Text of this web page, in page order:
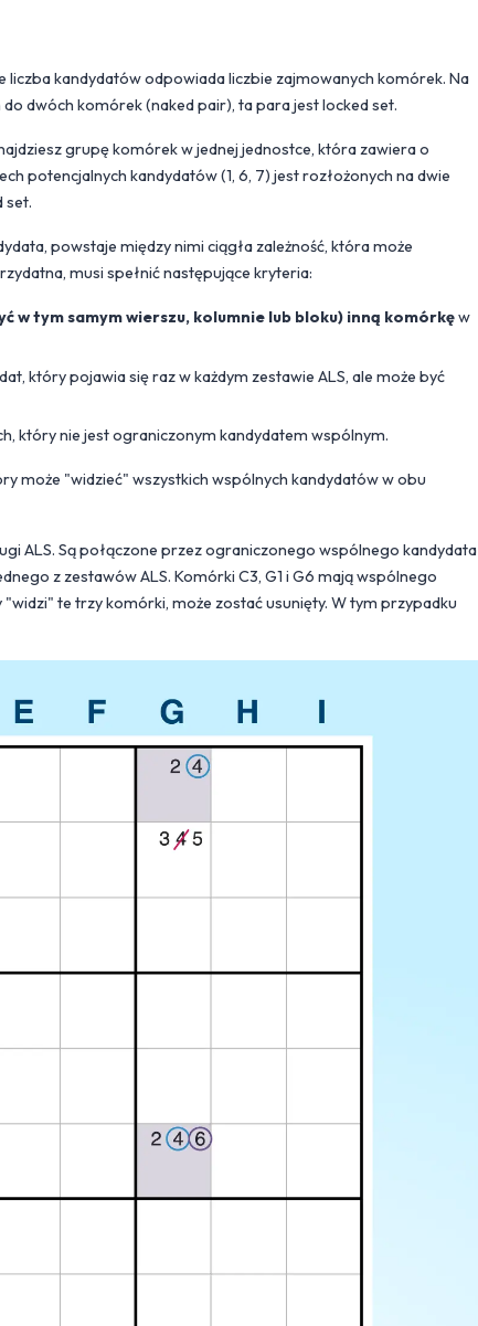
kandydatów odpowiada liczbie zajmowanych komórek. Na
dwóch komórek (naked pair), ta para jest locked set.
grupę komórek w jednej jednostce, która zawiera o
potencjalnych kandydatów (1, 6, 7) jest rozłożonych na dwie
set.
powstaje między nimi ciągła zależność, która może
musi spełnić następujące kryteria:
w tym samym wierszu, kolumnie lub bloku) inną komórkęw
który pojawia się raz w każdym zestawie ALS, ale może być
który nie jest ograniczonym kandydatem wspólnym.
może "widzieć" wszystkich wspólnych kandydatów w obu
ALS. Są połączone przez ograniczonego wspólnego kandydata
z zestawów ALS. Komórki C3, G1 i G6 mają wspólnego
te trzy komórki, może zostać usunięty. W tym przypadku